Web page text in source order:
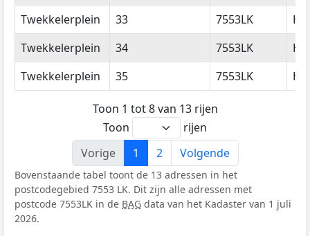
Twekkelerplein
33 7553LK
Twekkelerplein
34 7553LK
Twekkelerplein
35 7553LK
Toon 1 tot 8 van 13 rijen
Toon
rijen
Vorige
1 2 Volgende
Bovenstaande tabel toont de 13 adressen in het
postcodegebied 7553 LK. Dit zijn alle adressen met
postcode 7553LK in de BAG data van het Kadaster van 1 juli
2026.